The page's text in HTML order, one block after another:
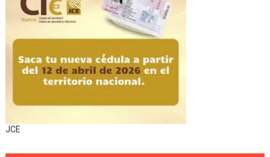
JCE